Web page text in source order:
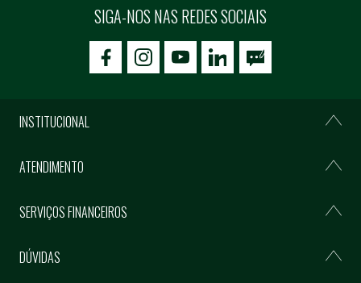
SIGA-NOS NAS REDES SOCIAIS
icon-facebookicon-social02icon-social03
INSTITUCIONAL
ATENDIMENTO
SERVIÇOS FINANCEIROS
DÚVIDAS